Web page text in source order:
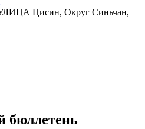
Цисин, Округ Синьчан,